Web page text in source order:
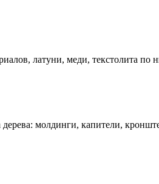
латуни, меди, текстолита по
дерева: молдинги, капители,